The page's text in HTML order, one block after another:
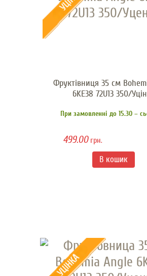
Фруктівниця 35 см
6KE38 72U13 350/
При замовленні до 15.30 –
499.00грн.